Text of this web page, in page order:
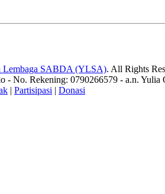
Lembaga SABDA (YLSA). All Rights
- No. Rekening: 0790266579 - a.n. Yulia
| Partisipasi | Donasi